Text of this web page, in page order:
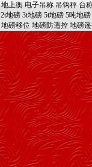
地上衡 电子吊称 吊钩秤 台
2t地磅 3t地磅 5t地磅 5吨地磅
地磅移位 地磅防遥控 地磅